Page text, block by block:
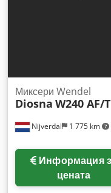
Nijverdal 1 775 km
Миксери Wendel
Diosna W240 AF/T
Информация за
цената